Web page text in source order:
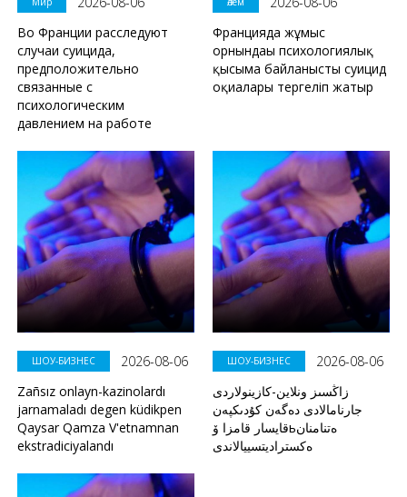
Во Франции расследуют
случаи суицида,
предположительно
связанные с
психологическим
давлением на работе
Францияда жұмыс
орнындағы психологиялық
қысымға байланысты суицид
оқиғалары тергеліп жатыр
ШОУ-БИЗНЕС
2026-08-06
Zañsız onlayn-kazinolardı
jarnamaladı degen küdikpen
Qaysar Qamza V'etnamnan
ekstradiciyalandı
ШОУ-БИЗНЕС
2026-08-06
زاڭسىز ونلاين-كازينولاردى
جارنامالادى دەگەن كۇدىكپەن
قايسار قامزا ۆьەتنامنان
ەكستراديتسييالاندى